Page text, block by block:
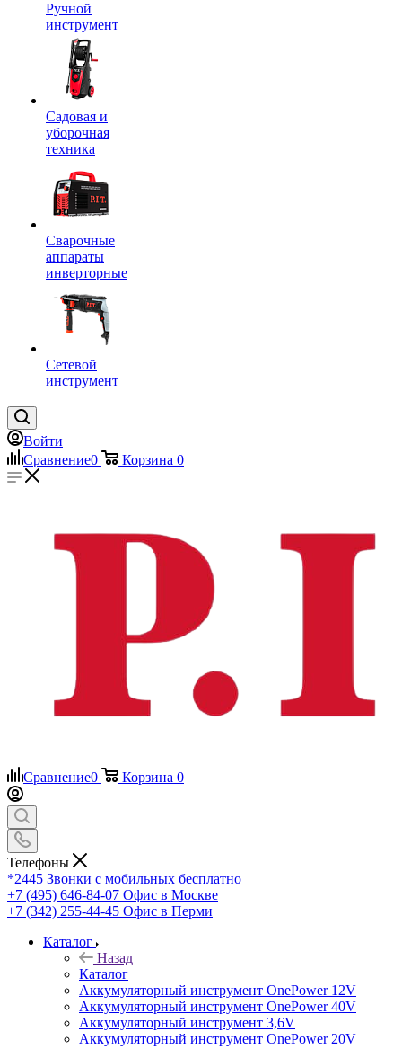
Ручной
инструмент
Садовая и
уборочная
техника
Сварочные
аппараты
инверторные
Сетевой
инструмент
Войти
Сравнение0 Корзина 0
Сравнение0 Корзина 0
Телефоны
*2445 Звонки с мобильных бесплатно
+7 (495) 646-84-07 Офис в Москве
+7 (342) 255-44-45 Офис в Перми
Каталог
Назад
Каталог
Аккумуляторный инструмент OnePower 12V
Аккумуляторный инструмент OnePower 40V
Аккумуляторный инструмент 3,6V
Аккумуляторный инструмент OnePower 20V